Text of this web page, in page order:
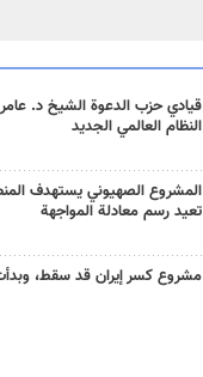
قيادي حزب الدعوة الشيخ د.
النظام العالمي الجديد
المشروع الصهيوني يستهدف
تعيد رسم معادلة المواجهة
مشروع كسر إيران قد سقط،